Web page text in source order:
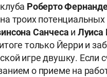
Роберто
троих потенциальных
Санчеса и Луиса
только Йерри и
игре двушку. Если
о приеме на